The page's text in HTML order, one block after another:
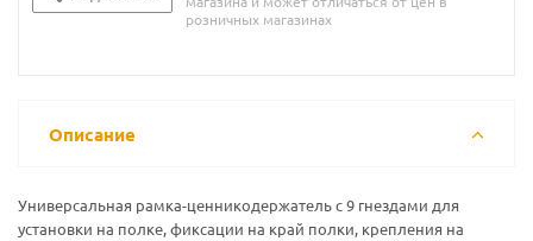
розничных магазинах
Описание
Универсальная рамка-ценникодержатель с 9 гнездами для
установки на полке, фиксации на край полки, крепления на